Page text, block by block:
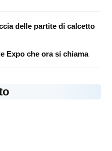
delle partite di calcetto
Expo che ora si chiama